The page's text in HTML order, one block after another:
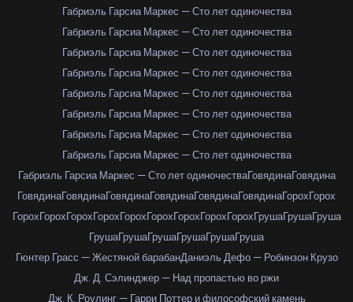
Габриэль Гарсиа Маркес — Сто лет одиночества
Габриэль Гарсиа Маркес — Сто лет одиночества
Габриэль Гарсиа Маркес — Сто лет одиночества
Габриэль Гарсиа Маркес — Сто лет одиночества
Габриэль Гарсиа Маркес — Сто лет одиночества
Габриэль Гарсиа Маркес — Сто лет одиночества
Габриэль Гарсиа Маркес — Сто лет одиночества
Габриэль Гарсиа Маркес — Сто лет одиночества
Габриэль Гарсиа Маркес — Сто лет одиночестваГовядинаГовядина
ГовядинаГовядинаГовядинаГовядинаГовядинаГовядинаГорохГорох
ГорохГорохГорохГорохГорохГорохГорохГорохГорохГрушаГрушаГруша
ГрушаГрушаГрушаГрушаГрушаГруша
Гюнтер Грасс — Жестяной барабанДаниэль Дефо — Робинзон Крузо
Дж. Д. Сэлинджер — Над пропастью во ржи
Дж. К. Роулинг — Гарри Поттер и философский камень